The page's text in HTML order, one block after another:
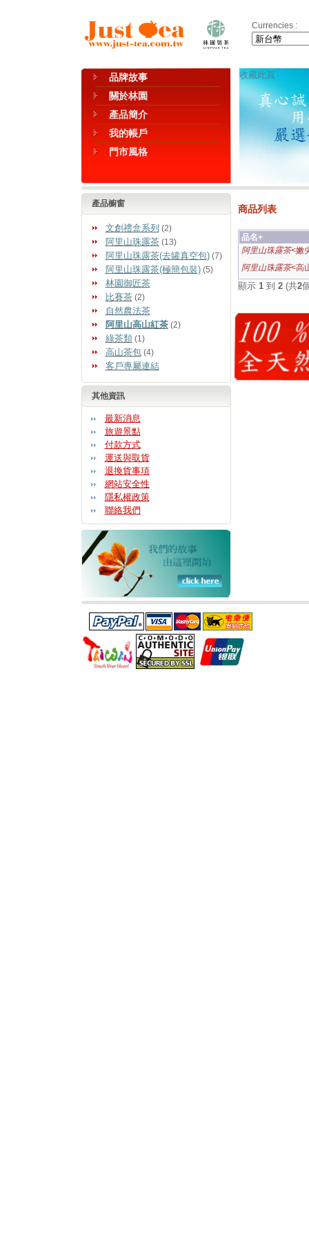
Currencies :
品牌故事
關於林園
產品簡介
我的帳戶
門市風格
收藏此頁
產品櫥窗
文創禮盒系列 (2)
阿里山珠露茶(13)
阿里山珠露茶(去罐真空包)(7)
阿里山珠露茶(極簡包裝)(5)
林園御匠茶
比賽茶(2)
自然農法茶
阿里山高山紅茶(2)
綠茶類 (1)
高山茶包(4)
客戶專屬連結
其他資訊
最新消息
旅遊景點
付款方式
運送與取貨
退換貨事項
網站安全性
隱私權政策
聯絡我們
商品列表
品名+
阿里山珠露茶<嫩
阿里山珠露茶<高
顯示 1到 2(共2